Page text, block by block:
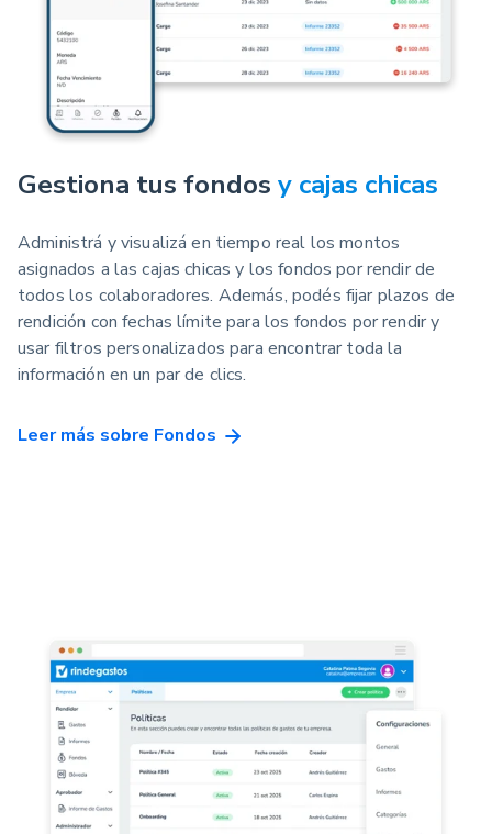
Gestiona tus fondos y cajas chicas
Administrá y visualizá en tiempo real los montos
asignados a las cajas chicas y los fondos por rendir de
todos los colaboradores. Además, podés fijar plazos de
rendición con fechas límite para los fondos por rendir y
usar filtros personalizados para encontrar toda la
información en un par de clics.
Leer más sobre Fondos